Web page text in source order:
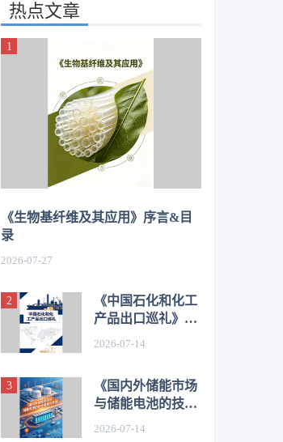
热点文章
《生物基纤维及其应用》序言&目
录
2026-07-27
《中国石化和化工
产品出口巡礼》序
2026-07-14
《国内外储能市场
与储能电池的技术
2026-07-14